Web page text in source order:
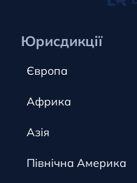
Юрисдикції
Європа
Кіпр
Олдерні
Африка
Канада
Азія
Румунія
Північна Америка